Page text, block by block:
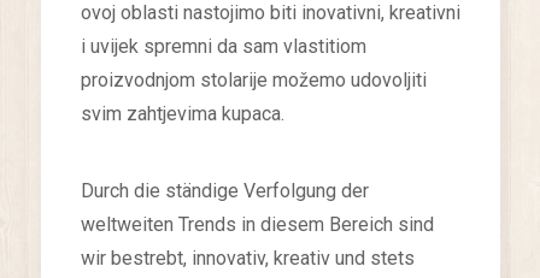
ovoj oblasti nastojimo biti inovativni, kreativni
i uvijek spremni da sam vlastitiom
proizvodnjom stolarije možemo udovoljiti
svim zahtjevima kupaca.
Durch die ständige Verfolgung der
weltweiten Trends in diesem Bereich sind
wir bestrebt, innovativ, kreativ und stets